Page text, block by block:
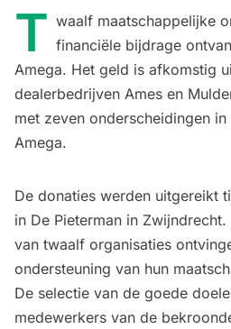
T waalf maatschappelijke
financiële bijdrage
Amega. Het geld is afkomstig
dealerbedrijven Ames en
met zeven onderscheidingen
Amega.
De donaties werden uitgereikt
in De Pieterman in
van twaalf organisaties
ondersteuning van hun
De selectie van de goede
medewerkers van de